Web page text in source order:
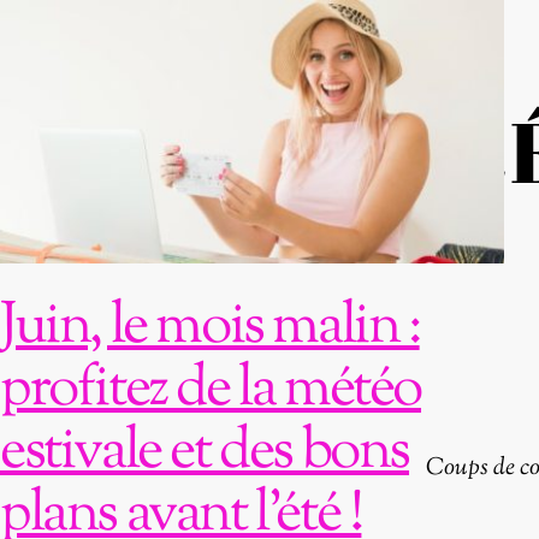
Coups de
Juin, le mois malin :
profitez de la météo
estivale et des bons
plans avant l’été !